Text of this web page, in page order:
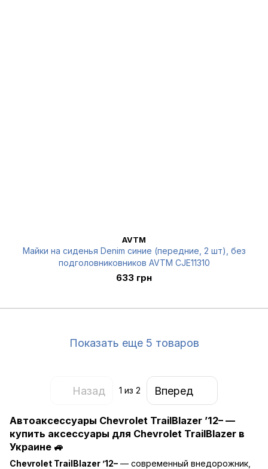
AVTM
Майки на сиденья Denim синие (передние, 2 шт), без
подголовниковников AVTM CJE11310
633 грн
Показать еще 5 товаров
Назад 1 из 2 Вперед
Автоаксессуары Chevrolet TrailBlazer ’12– —
купить аксессуары для Chevrolet TrailBlazer в
Украине 🚙
Chevrolet TrailBlazer ’12– — современный внедорожник,